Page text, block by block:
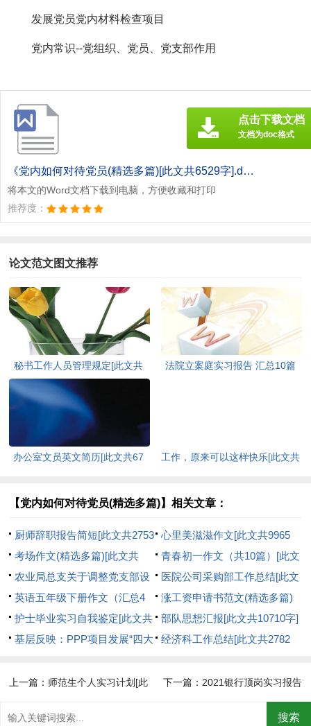
发展党员党内材料检查项目
党内常识--党组织、党员、党支部作用
《党内如何对待党员(精选多篇)[此文共6529字].doc》
将本文的Word文档下载到电脑，方便收藏和打印
推荐度：
点击下载文档
文档为doc格式
论文范文图文推荐
秘书工作人员管理规定[此文共
958字]
法院立案庭实习报告 汇总10篇
办公室文员英文简历[此文共67
工作，原来可以这样快乐[此文共
【党内如何对待党员(精选多篇)】相关文章：
厨师辞职报告简短[此文共2753
字]
心里美滋滋作文[此文共9965
字]
考场作文(精选多篇)[此文共
9923字]
青春初一作文（共10篇）[此文
共5620字]
农业局总支关于调整党支部设
置的请示[此文共288字]
医院公司采购部工作总结[此文
共9403字]
英语五年级下册作文（汇总4
篇）[此文共124字]
涨工资申请书范文(精选多篇)
[此文共4928字]
护士毕业实习自我鉴定[此文共
10214字]
部队思想汇报[此文共10710字]
基层反映：PPP项目发展“四大
经济科工作总结[此文共2782
上一篇： 师范生个人实习计划[此 下一篇： 2021银行顶岗实习报告
[此文共12295字]